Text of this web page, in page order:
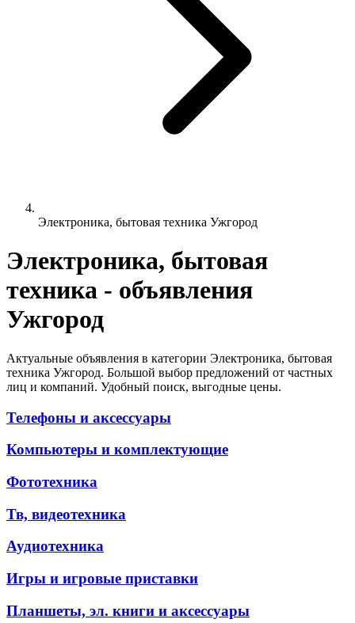
Электроника, бытовая техника Ужгород
Электроника, бытовая
техника - объявления
Ужгород
Актуальные объявления в категории Электроника, бытовая
техника Ужгород. Большой выбор предложений от частных
лиц и компаний. Удобный поиск, выгодные цены.
Телефоны и аксессуары
Компьютеры и комплектующие
Фототехника
Тв, видеотехника
Аудиотехника
Игры и игровые приставки
Планшеты, эл. книги и аксессуары